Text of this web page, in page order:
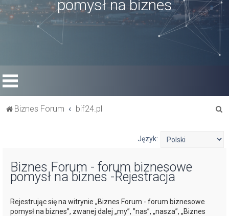
pomysł na biznes
Biznes Forum bif24.pl
Język:
Biznes Forum - forum biznesowe
pomysł na biznes -Rejestracja
Rejestrując się na witrynie „Biznes Forum - forum biznesowe
pomysł na biznes”, zwanej dalej „my”, ”nas”, „nasza”, „Biznes